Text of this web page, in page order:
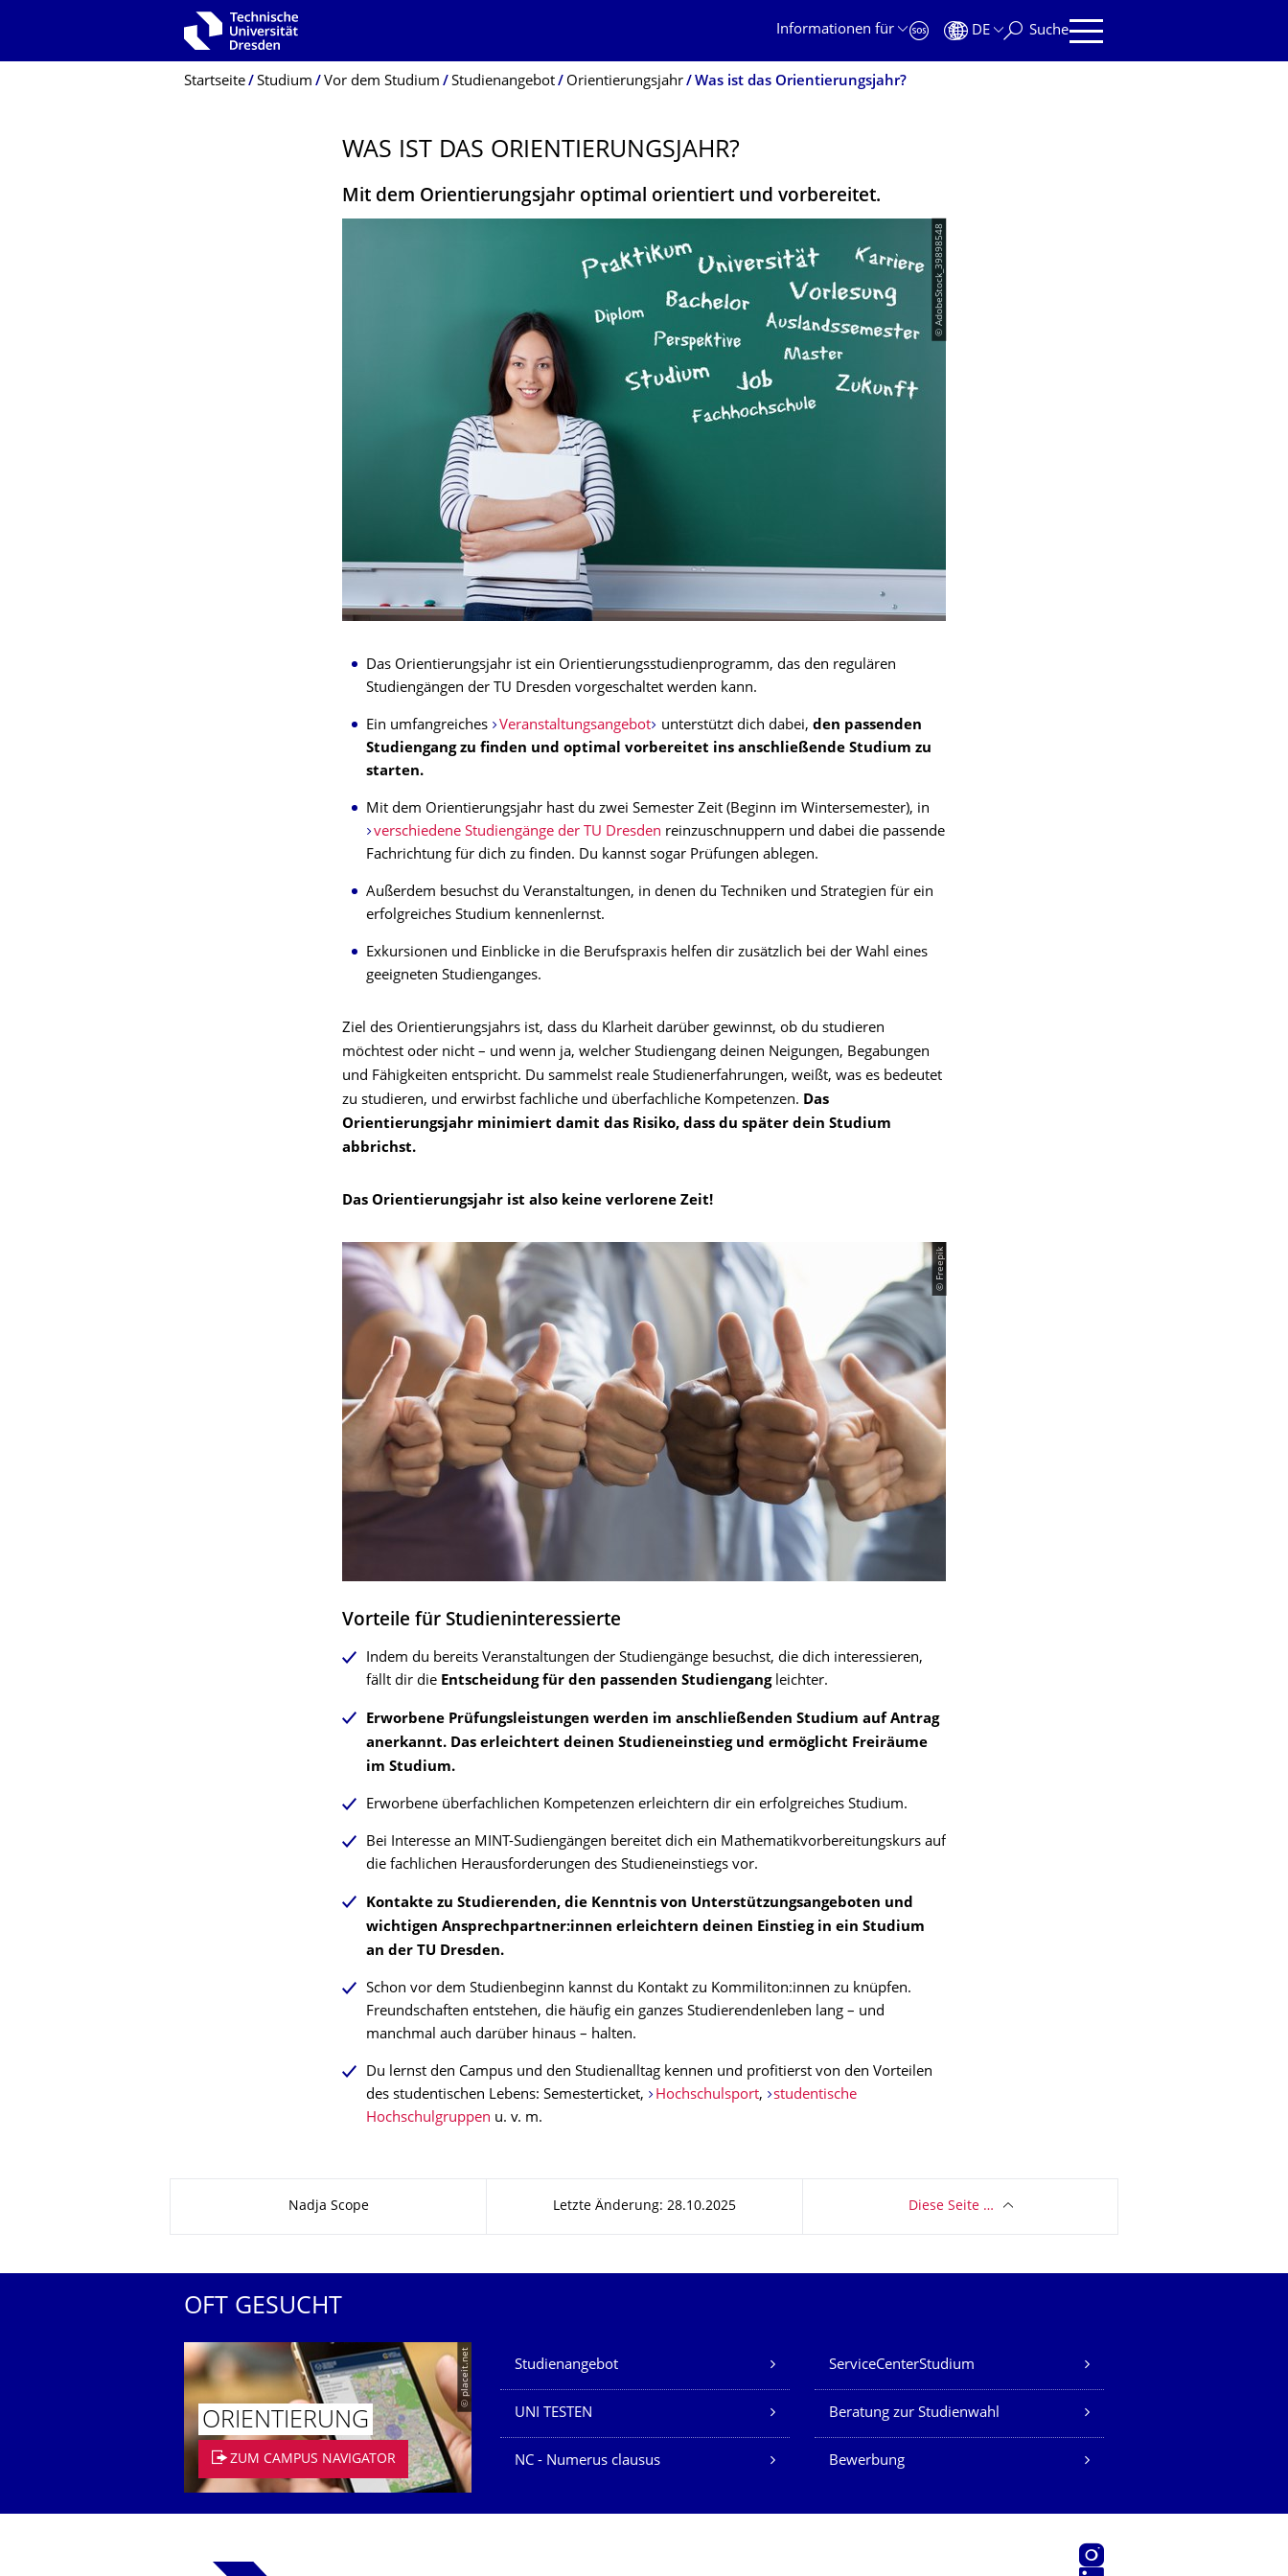
Zur Hauptnavigation springen
Informationen für
DE Suche
Breadcrumb-Menü
Startseite Studium Vor dem Studium Studienangebot Orientierungsjahr Was ist das Orientierungsjahr?
WAS IST DAS ORIENTIERUNGS­JAHR?
Mit dem Orientierungsjahr optimal orientiert und vorbereitet.
© AdobeStock_39898548
Das Orientierungsjahr ist ein Orientierungsstudienprogramm, das den regulären
Studiengängen der TU Dresden vorgeschaltet werden kann.
Ein umfangreiches Veranstaltungsangebot unterstützt dich dabei, den passenden
Studiengang zu finden und optimal vorbereitet ins anschließende Studium zu
starten.
Mit dem Orientierungsjahr hast du zwei Semester Zeit (Beginn im Wintersemester), in
verschiedene Studiengänge der TU Dresden reinzuschnuppern und dabei die passende
Fachrichtung für dich zu finden. Du kannst sogar Prüfungen ablegen.
Außerdem besuchst du Veranstaltungen, in denen du Techniken und Strategien für ein
erfolgreiches Studium kennenlernst.
Exkursionen und Einblicke in die Berufspraxis helfen dir zusätzlich bei der Wahl eines
geeigneten Studienganges.
Ziel des Orientierungsjahrs ist, dass du Klarheit darüber gewinnst, ob du studieren
möchtest oder nicht – und wenn ja, welcher Studiengang deinen Neigungen, Begabungen
und Fähigkeiten entspricht. Du sammelst reale Studienerfahrungen, weißt, was es bedeutet
zu studieren, und erwirbst fachliche und überfachliche Kompetenzen. Das
Orientierungsjahr minimiert damit das Risiko, dass du später dein Studium
abbrichst.
Das Orientierungsjahr ist also keine verlorene Zeit!
© Freepik
Vorteile für Studieninteressierte
Indem du bereits Veranstaltungen der Studiengänge besuchst, die dich interessieren,
fällt dir die Entscheidung für den passenden Studiengangleichter.
Erworbene Prüfungsleistungen werden im anschließenden Studium auf Antrag
anerkannt. Das erleichtert deinen Studieneinstieg und ermöglicht Freiräume
im Studium.
Erworbene überfachlichen Kompetenzen erleichtern dir ein erfolgreiches Studium.
Bei Interesse an MINT-Sudiengängen bereitet dich ein Mathematikvorbereitungskurs auf
die fachlichen Herausforderungen des Studieneinstiegs vor.
Kontakte zu Studierenden, die Kenntnis von Unterstützungsangeboten und
wichtigen Ansprechpartner:innen erleichtern deinen Einstieg in ein Studium
an der TU Dresden.
Schon vor dem Studienbeginn kannst du Kontakt zu Kommiliton:innen zu knüpfen.
Freundschaften entstehen, die häufig ein ganzes Studierendenleben lang – und
manchmal auch darüber hinaus – halten.
Du lernst den Campus und den Studienalltag kennen und profitierst von den Vorteilen
des studentischen Lebens: Semesterticket,
Hochschulsport,
studentische
Hochschulgruppen u. v. m.
Nadja Scope Letzte Änderung: 28.10.2025 Diese Seite …
OFT GESUCHT
© placeit.net
ORIENTIERUNG
ZUM CAMPUS NAVIGATOR
Unsere Dienste
Studienangebot ServiceCenterStudium
UNI TESTEN Beratung zur Studienwahl
NC - Numerus clausus Bewerbung
Instagram